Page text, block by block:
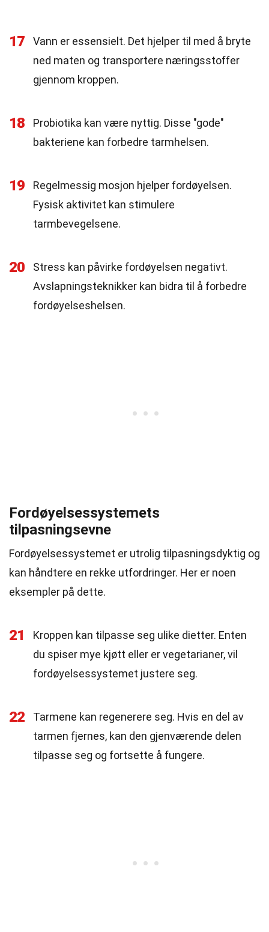
17
Vann er essensielt. Det hjelper til med å bryte
ned maten og transportere næringsstoffer
gjennom kroppen.
18
Probiotika kan være nyttig. Disse "gode"
bakteriene kan forbedre tarmhelsen.
19
Regelmessig mosjon hjelper fordøyelsen.
Fysisk aktivitet kan stimulere
tarmbevegelsene.
20
Stress kan påvirke fordøyelsen negativt.
Avslapningsteknikker kan bidra til å forbedre
fordøyelseshelsen.
Fordøyelsessystemets
tilpasningsevne
Fordøyelsessystemet er utrolig tilpasningsdyktig og
kan håndtere en rekke utfordringer. Her er noen
eksempler på dette.
21
Kroppen kan tilpasse seg ulike dietter. Enten
du spiser mye kjøtt eller er vegetarianer, vil
fordøyelsessystemet justere seg.
22
Tarmene kan regenerere seg. Hvis en del av
tarmen fjernes, kan den gjenværende delen
tilpasse seg og fortsette å fungere.